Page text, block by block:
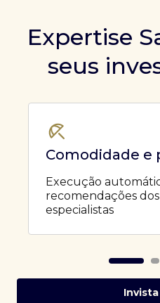
Expertise
seus
Comodidade e
Execução
recomendações dos
especialistas